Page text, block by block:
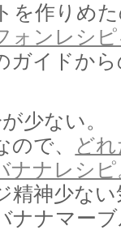
を作りめ
ォンレシ
イドから
が少ない
で、
ど
ナナレシピ
精神少な
ナナマー